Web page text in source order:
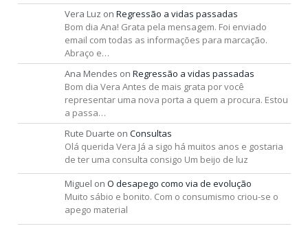
Vera Luz on Regressão a vidas passadas
Bom dia Ana! Grata pela mensagem. Foi enviado
email com todas as informações para marcação.
Abraço e…
Ana Mendes on Regressão a vidas passadas
Bom dia Vera Antes de mais grata por você
representar uma nova porta a quem a procura. Estou
a passa…
Rute Duarte on Consultas
Olá querida Vera Já a sigo há muitos anos e gostaria
de ter uma consulta consigo Um beijo de luz
Miguel on O desapego como via de evolução
Muito sábio e bonito. Com o consumismo criou-se o
apego material